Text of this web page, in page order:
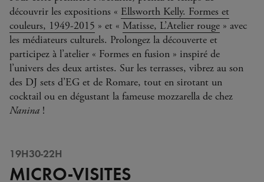
découvrir les expositions « Ellsworth Kelly. Formes et
couleurs, 1949-2015 » et « Matisse, L’Atelier rouge » avec
les médiateurs culturels. Prolongez la découverte et
participez à l’atelier « Formes en fusion » inspiré de
l’univers des deux artistes. Sur les terrasses, vibrez au son
des DJ sets d’EG et de Romare, tout en sirotant un
cocktail ou en dégustant la fameuse mozzarella de chez
Nanina !
19H30-22H
MICRO-VISITES